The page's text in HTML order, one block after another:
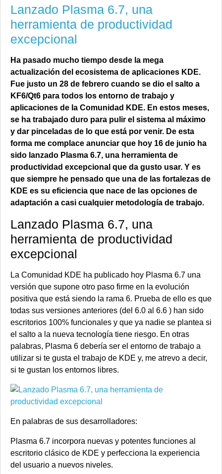
Lanzado Plasma 6.7, una
herramienta de productividad
excepcional
Ha pasado mucho tiempo desde la mega
actualización del ecosistema de aplicaciones KDE.
Fue justo un 28 de febrero cuando se dio el salto a
KF6/Qt6 para todos los entorno de trabajo y
aplicaciones de la Comunidad KDE. En estos meses,
se ha trabajado duro para pulir el sistema al máximo
y dar pinceladas de lo que está por venir. De esta
forma me complace anunciar que hoy 16 de junio ha
sido lanzado Plasma 6.7, una herramienta de
productividad excepcional que da gusto usar. Y es
que siempre he pensado que una de las fortalezas de
KDE es su eficiencia que nace de las opciones de
adaptación a casi cualquier metodología de trabajo.
Lanzado Plasma 6.7, una
herramienta de productividad
excepcional
La Comunidad KDE ha publicado hoy Plasma 6.7 una
versión que supone otro paso firme en la evolución
positiva que está siendo la rama 6. Prueba de ello es que
todas sus versiones anteriores (del 6.0 al 6.6 ) han sido
escritorios 100% funcionales y que ya nadie se plantea si
el salto a la nueva tecnología tiene riesgo. En otras
palabras, Plasma 6 debería ser el entorno de trabajo a
utilizar si te gusta el trabajo de KDE y, me atrevo a decir,
si te gustan los entornos libres.
En palabras de sus desarrolladores:
Plasma 6.7 incorpora nuevas y potentes funciones al
escritorio clásico de KDE y perfecciona la experiencia
del usuario a nuevos niveles.